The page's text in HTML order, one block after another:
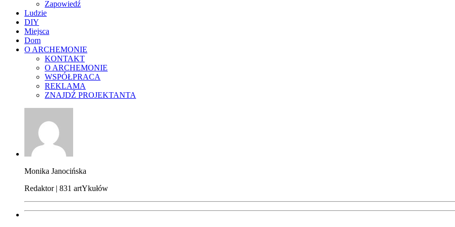
Zapowiedź
Ludzie
DIY
Miejsca
Dom
O ARCHEMONIE
KONTAKT
O ARCHEMONIE
WSPÓŁPRACA
REKLAMA
ZNAJDŹ PROJEKTANTA
Monika Janocińska
Redaktor | 831 artYkułów